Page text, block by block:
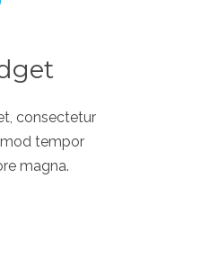
consectetur
tempor
magna.